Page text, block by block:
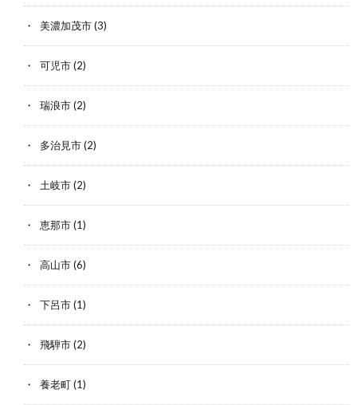
美濃加茂市(3)
可児市(2)
瑞浪市(2)
多治見市(2)
土岐市(2)
恵那市(1)
高山市(6)
下呂市(1)
飛騨市(2)
養老町(1)